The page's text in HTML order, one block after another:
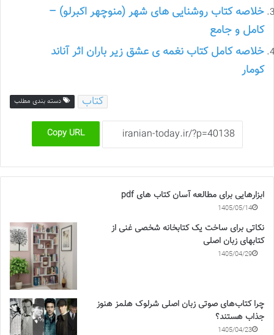
خلاصه کتاب روشنایی های شهر (منوچهر اکبرلو) –
کامل و جامع
خلاصه کامل کتاب نغمه ی عشق زیر باران اثر آناند
کومار
دسته بندی مطلب کتاب
Copy URL
ابزارهایی برای مطالعه آسان کتاب های pdf
1405/05/14
نکاتی برای ساخت یک کتابخانه شخصی غنی از
کتابهای زبان اصلی
1405/04/29
چرا کتاب‌های صوتی زبان اصلی شرلوک هلمز هنوز
جذاب هستند؟
1405/04/23